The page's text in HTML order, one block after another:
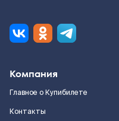
Компания
Главное о Купибилете
Контакты